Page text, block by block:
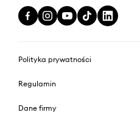
Polityka prywatności
Regulamin
Dane firmy